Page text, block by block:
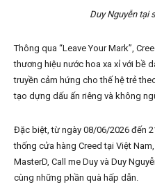
Duy Nguyễn tại
Thông qua “Leave Your Mark”,
thương hiệu nước hoa xa xỉ với bề
truyền cảm hứng cho thế hệ trẻ
tạo dựng dấu ấn riêng và không
Đặc biệt, từ ngày 08/06/2026 đến
thống cửa hàng Creed tại Việt
MasterD, Call me Duy và Duy
cùng những phần quà hấp dẫn.